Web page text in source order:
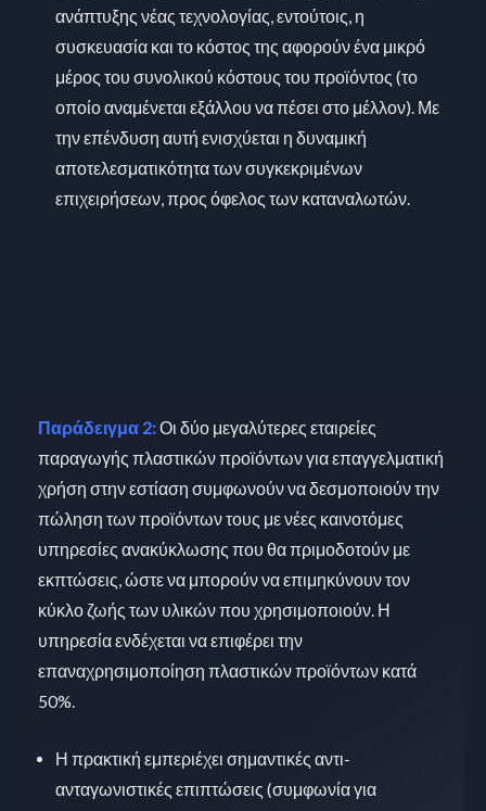
ανάπτυξης νέας τεχνολογίας, εντούτοις, η
συσκευασία και το κόστος της αφορούν ένα μικρό
μέρος του συνολικού κόστους του προϊόντος (το
οποίο αναμένεται εξάλλου να πέσει στο μέλλον). Με
την επένδυση αυτή ενισχύεται η δυναμική
αποτελεσματικότητα των συγκεκριμένων
επιχειρήσεων, προς όφελος των καταναλωτών.
Παράδειγμα 2:Οι δύο μεγαλύτερες εταιρείες
παραγωγής πλαστικών προϊόντων για επαγγελματική
χρήση στην εστίαση συμφωνούν να δεσμοποιούν την
πώληση των προϊόντων τους με νέες καινοτόμες
υπηρεσίες ανακύκλωσης που θα πριμοδοτούν με
εκπτώσεις, ώστε να μπορούν να επιμηκύνουν τον
κύκλο ζωής των υλικών που χρησιμοποιούν. Η
υπηρεσία ενδέχεται να επιφέρει την
επαναχρησιμοποίηση πλαστικών προϊόντων κατά
50%.
Η πρακτική εμπεριέχει σημαντικές αντι-
ανταγωνιστικές επιπτώσεις (συμφωνία για